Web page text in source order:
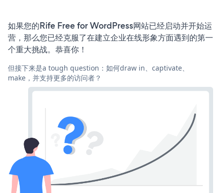
如果您的Rife Free for WordPress网站已经启动并开始运
营，那么您已经克服了在建立企业在线形象方面遇到的第一
个重大挑战。恭喜你！
但接下来是a tough question：如何draw in、captivate、
make，并支持更多的访问者？